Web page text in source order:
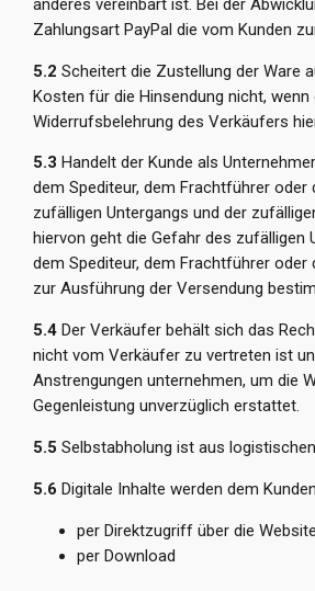
Zahlungsart PayPal die vom Kunden
5.2 Scheitert die Zustellung der Ware
Kosten für die Hinsendung nicht,
Widerrufsbelehrung des Verkäufers
5.3 Handelt der Kunde als
dem Spediteur, dem Frachtführer
zufälligen Untergangs und der
hiervon geht die Gefahr des
dem Spediteur, dem Frachtführer
zur Ausführung der Versendung
5.4Der Verkäufer behält sich das
nicht vom Verkäufer zu vertreten ist
Anstrengungen unternehmen, um die
Gegenleistung unverzüglich erstattet.
5.5 Selbstabholung ist aus
5.6 Digitale Inhalte werden dem
per Direktzugriff über die
per Download